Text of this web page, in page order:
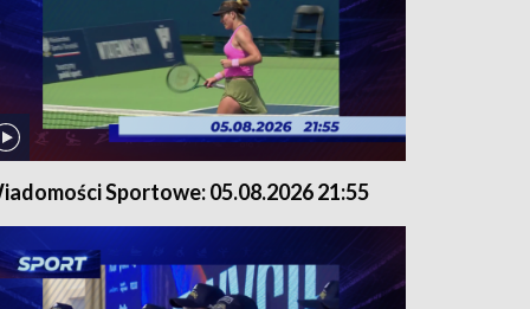
Sportowe: 05.08.2026 21:55